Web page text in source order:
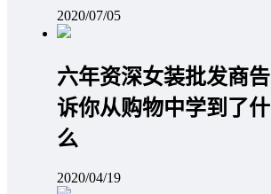
2020/07/05
六年资深女装批发商告
诉你从购物中学到了什
么
2020/04/19